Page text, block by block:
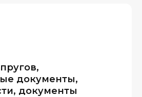
документы,
документы